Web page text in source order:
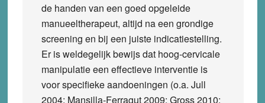
de handen van een goed opgeleide
manueeltherapeut, altijd na een grondige
screening en bij een juiste indicatiestelling.
Er is weldegelijk bewijs dat hoog-cervicale
manipulatie een effectieve interventie is
voor specifieke aandoeningen (o.a. Jull
2004; Mansilla-Ferragut 2009; Gross 2010;